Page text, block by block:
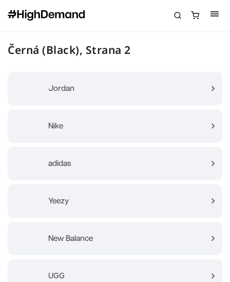
Černá (Black), Strana 2
Jordan
Nike
adidas
Yeezy
New Balance
UGG